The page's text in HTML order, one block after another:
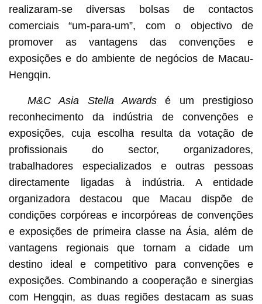
realizaram-se diversas bolsas de contactos
comerciais “um-para-um”, com o objectivo de
promover as vantagens das convenções e
exposições e do ambiente de negócios de Macau-
Hengqin.
M&C Asia Stella Awards é um prestigioso
reconhecimento da indústria de convenções e
exposições, cuja escolha resulta da votação de
profissionais do sector, organizadores,
trabalhadores especializados e outras pessoas
directamente ligadas à indústria. A entidade
organizadora destacou que Macau dispõe de
condições corpóreas e incorpóreas de convenções
e exposições de primeira classe na Ásia, além de
vantagens regionais que tornam a cidade um
destino ideal e competitivo para convenções e
exposições. Combinando a cooperação e sinergias
com Hengqin, as duas regiões destacam as suas